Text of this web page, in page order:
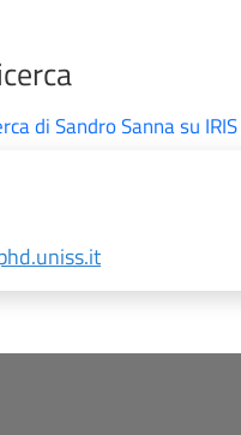
di Sandro Sanna su IRIS